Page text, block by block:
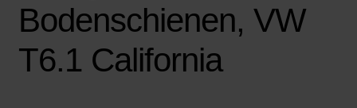
Bodenschienen, VW
T6.1 California